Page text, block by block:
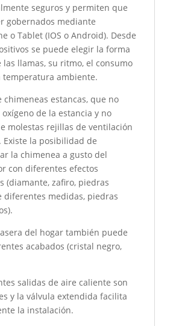
seguros y permiten que
gobernados mediante
o Tablet (IOS o Android). Desde
se puede elegir la forma
las llamas, su ritmo, el consumo
temperatura ambiente.
chimeneas estancas, que no
de la estancia y no
molestas rejillas de ventilación
Existe la posibilidad de
la chimenea a gusto del
con diferentes efectos
(diamante, zafiro, piedras
diferentes medidas, piedras
del hogar también puede
acabados (cristal negro,
salidas de aire caliente son
y la válvula extendida facilita
la instalación.